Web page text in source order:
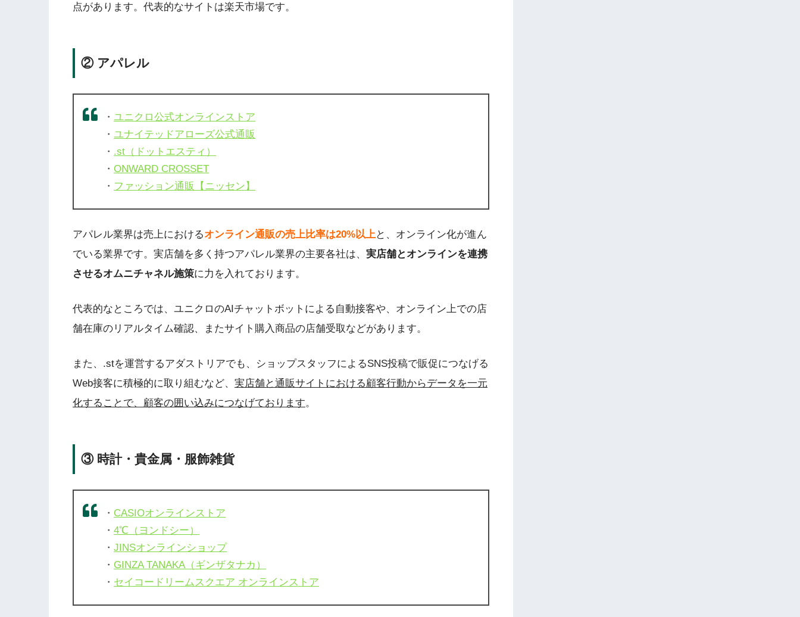
点があります。代表的なサイトは楽天市場です。
② アパレル
・ ユニクロ公式オンラインストア
・ ユナイテッドアローズ公式通販
・ .st（ドットエスティ）
・ ONWARD CROSSET
・ ファッション通販【ニッセン】
アパレル業界は売上におけるオンライン通販の売上比率は20%以上と、オンライン化が進ん
でいる業界です。実店舗を多く持つアパレル業界の主要各社は、 実店舗とオンラインを連携
させるオムニチャネル施策に力を入れております。
代表的なところでは、ユニクロのAIチャットボットによる自動接客や、オンライン上での店
舗在庫のリアルタイム確認、またサイト購入商品の店舗受取などがあります。
また、.stを運営するアダストリアでも、ショップスタッフによるSNS投稿で販促につなげる
Web接客に積極的に取り組むなど、 実店舗と通販サイトにおける顧客行動からデータを一元
化することで、顧客の囲い込みにつなげております。
③ 時計・貴金属・服飾雑貨
・ CASIOオンラインストア
・ 4℃（ヨンドシー）
・ JINSオンラインショップ
・ GINZA TANAKA（ギンザタナカ）
・ セイコードリームスクエア オンラインストア